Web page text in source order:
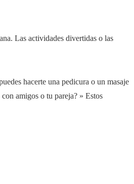
Las actividades divertidas o las
hacerte una pedicura o un masaje
amigos o tu pareja? » Estos